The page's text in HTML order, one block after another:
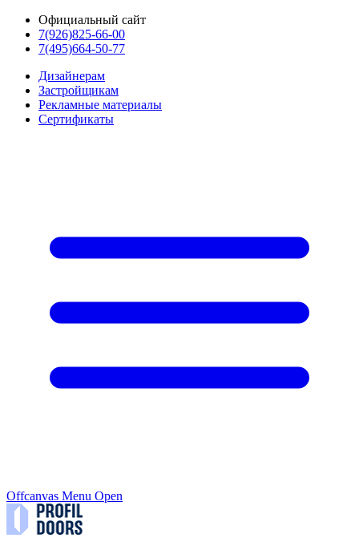
Официальный сайт
7(926)825-66-00
7(495)664-50-77
Дизайнерам
Застройщикам
Рекламные материалы
Сертификаты
Offcanvas Menu Open